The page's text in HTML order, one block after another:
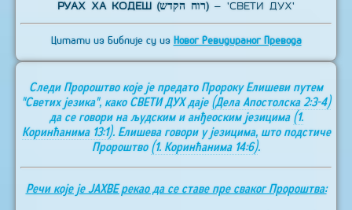
РУАХ ХА КОДЕШ (רוח הקדש)– 'СВЕТИ ДУХ'
Цитати из Библије су из Новог Ревидираног Превода
Следи Пророштво које је предато Пророку Елишеви путем
"Светих језика", како СВЕТИ ДУХ даје (Дела Апостолска 2:3-4)
да се говори на људским и анђеоским језицима (1.
Коринћанима 13:1). Елишева говори у језицима, што подстиче
Пророштво (1. Коринћанима 14:6).
Речи које је ЈАХВЕ рекао да се ставе пре сваког Пророштва: